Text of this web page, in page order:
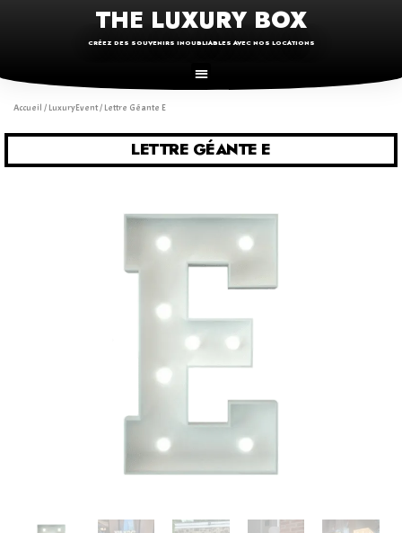
THE LUXURY BOX
CRÉEZ DES SOUVENIRS INOUBLIABLES AVEC NOS LOCATIONS
Accueil / LuxuryEvent/ Lettre Géante E
LETTRE GÉANTE E